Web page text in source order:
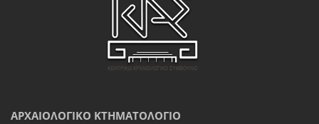
ΑΡΧΑΙΟΛΟΓΙΚΌ ΚΤΗΜΑΤΟΛΌΓΙΟ